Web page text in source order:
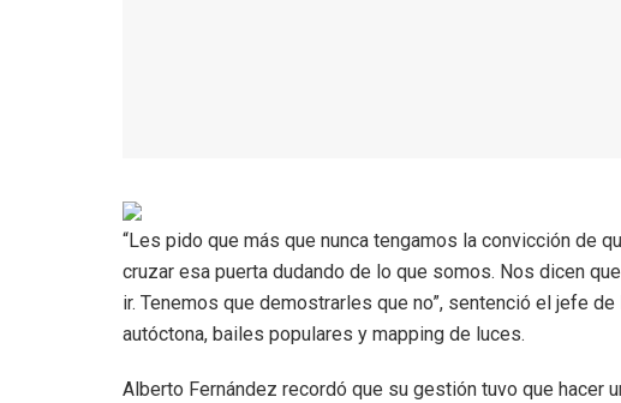
“Les pido que más que nunca tengamos la convicción de
cruzar esa puerta dudando de lo que somos. Nos dicen
ir. Tenemos que demostrarles que no”, sentenció el jefe
autóctona, bailes populares y mapping de luces.
Alberto Fernández recordó que su gestión tuvo que hacer